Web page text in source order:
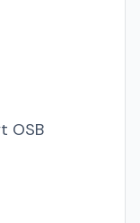
OSB